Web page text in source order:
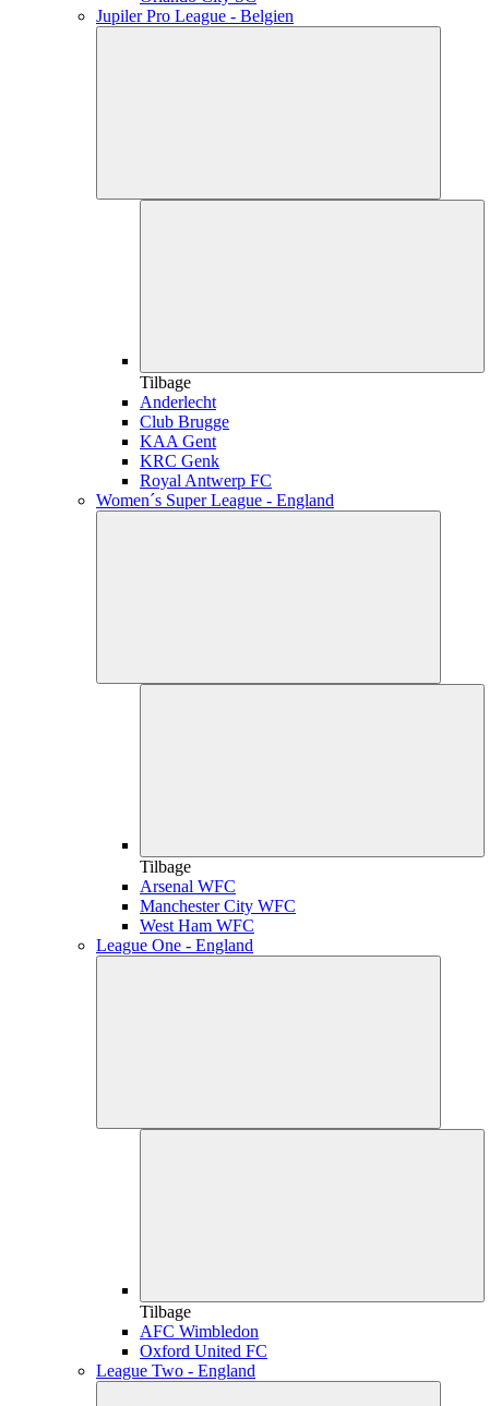
Jupiler Pro League - Belgien
Tilbage
Anderlecht
Club Brugge
KAA Gent
KRC Genk
Royal Antwerp FC
Women´s Super League - England
Tilbage
Arsenal WFC
Manchester City WFC
West Ham WFC
League One - England
Tilbage
AFC Wimbledon
Oxford United FC
League Two - England